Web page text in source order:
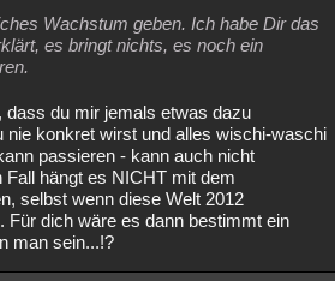
Wachstum geben. Ich habe Dir das
es bringt nichts, es noch ein
dass du mir jemals etwas dazu
nie konkret wirst und alles wischi-waschi
passieren - kann auch nicht
Fall hängt es NICHT mit dem
selbst wenn diese Welt 2012
Für dich wäre es dann bestimmt ein
man sein...!?